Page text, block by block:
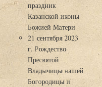
праздник
Казанской иконы
Божией Матери
21 сентября 2023
г. Рождество
Пресвятой
Владычицы нашей
Богородицы и